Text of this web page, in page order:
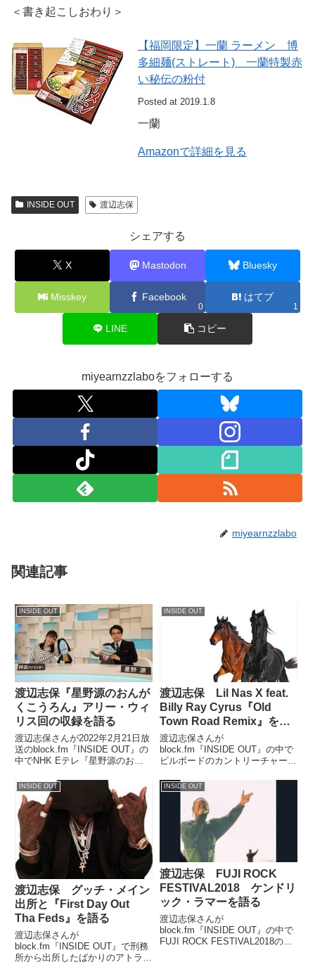
＜書き起こしおわり＞
【福岡限定】一蘭 ラーメン 博
多細麺(ストレート) 一蘭特製赤
い秘伝の粉付
Posted at 2019.1.8
一蘭
Amazonで詳細を見る
INSIDE OUT 渡辺志保
シェアする
X Mastodon Bluesky
Misskey Facebook
0
はてブ
1
LINE コピー
miyearnzzlaboをフォローする
miyearnzzlabo
関連記事
INSIDE OUT
渡辺志保『星野源のおんが
くこうろん』アリー・ウィ
リス回の収録を語る
渡辺志保さんが2022年2月21日放
送のblock.fm『INSIDE OUT』の
中でNHK Eテレ『星野源のおん
ウィリス回の収録の模様について
話していました。
INSIDE OUT
渡辺志保 Lil Nas X feat.
Billy Ray Cyrus『Old
Town Road Remix』を語
る
渡辺志保さんが
block.fm『INSIDE OUT』の中で
ビルボードのカントリーチャート
X『Old Town Road』についてト
ーク。カントリー界の大物シンガ
ーが乗っかってきて、『Old
INSIDE OUT
渡辺志保 グッチ・メイン
出所と『First Day Out
Tha Feds』を語る
渡辺志保さんが
block.fm『INSIDE OUT』で刑務
所から出所したばかりのアトラン
INSIDE OUT
渡辺志保 FUJI ROCK
FESTIVAL2018 ケンドリ
ック・ラマーを語る
渡辺志保さんが
block.fm『INSIDE OUT』の中で
FUJI ROCK FESTIVAL2018のケ